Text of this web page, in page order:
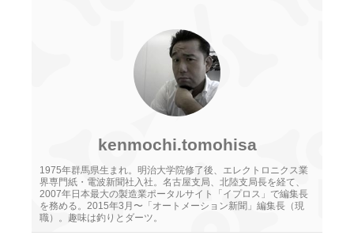
kenmochi.tomohisa
1975年群馬県生まれ。明治大学院修了後、エレクトロニクス業
界専門紙・電波新聞社入社。名古屋支局、北陸支局長を経て、
2007年日本最大の製造業ポータルサイト「イプロス」で編集長
を務める。2015年3月〜「オートメーション新聞」編集長（現
職）。趣味は釣りとダーツ。